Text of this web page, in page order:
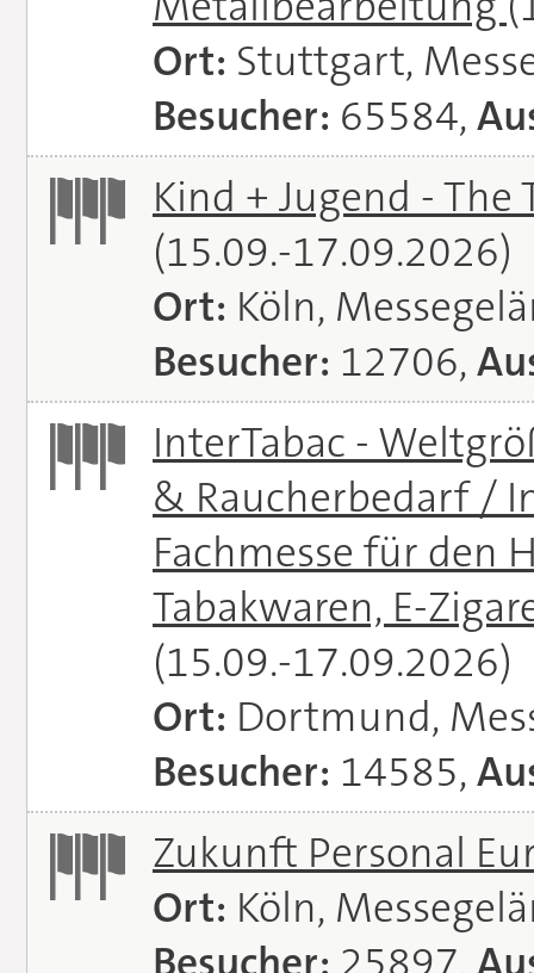
Ort: Stuttgart,
Besucher: 65584,
Kind + Jugend - The
(15.09.-17.09.2026)
Ort: Köln,
Besucher: 12706,
InterTabac -
& Raucherbedarf /
Fachmesse für den
Tabakwaren, E-
(15.09.-17.09.2026)
Ort: Dortmund,
Besucher: 14585,
Zukunft Personal
Ort: Köln,